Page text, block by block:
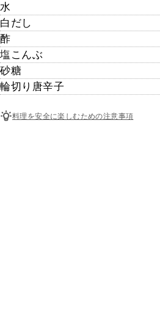
水
白だし
酢
塩こんぶ
砂糖
輪切り唐辛子
料理を安全に楽しむための注意事項